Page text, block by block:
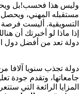
وليس هذا فحسب!بل
مستقبله المهني،
التسويقية. أليست
إذا ماذا لو أخبرتك أن
دولة تعد من أفضل دول
دولة تجذب سنويا آلافا
جامعاتها، وتقدم جودة
المزايا الرائعة التي